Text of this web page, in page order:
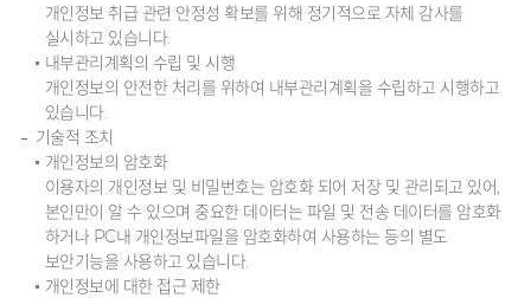
개인정보 취급 관련 안정성 확보를 위해 정기적으로 자체 감사를
실시하고 있습니다.
내부관리계획의 수립 및 시행
개인정보의 안전한 처리를 위하여 내부관리계획을 수립하고 시행하고
있습니다.
기술적 조치
개인정보의 암호화
이용자의 개인정보 및 비밀번호는 암호화 되어 저장 및 관리되고 있어,
본인만이 알 수 있으며 중요한 데이터는 파일 및 전송 데이터를 암호화
하거나 PC내 개인정보파일을 암호화하여 사용하는 등의 별도
보안기능을 사용하고 있습니다.
개인정보에 대한 접근 제한